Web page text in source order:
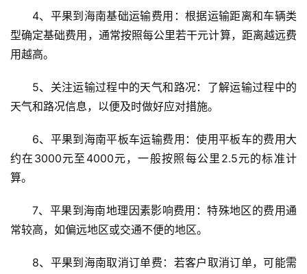
4、平果到海南基础运输费用：根据运输距离和车辆类
型确定基础费用，通常按照每公里若干元计算，距离越远费
用越高。
5、关注运输过程中的天气和路况：了解运输过程中的
天气和路况信息，以便及时做好应对措施。
6、平果到海南平板车运输费用：使用平板车的费用大
约在3000元至4000元，一般按照每公里2.5元的标准计
算。
7、平果到海南地理因素影响费用：特殊地区的费用通
常较高，如偏远地区或交通不便的地区。
8、平果到海南取消订单费：若客户取消订单，可能需